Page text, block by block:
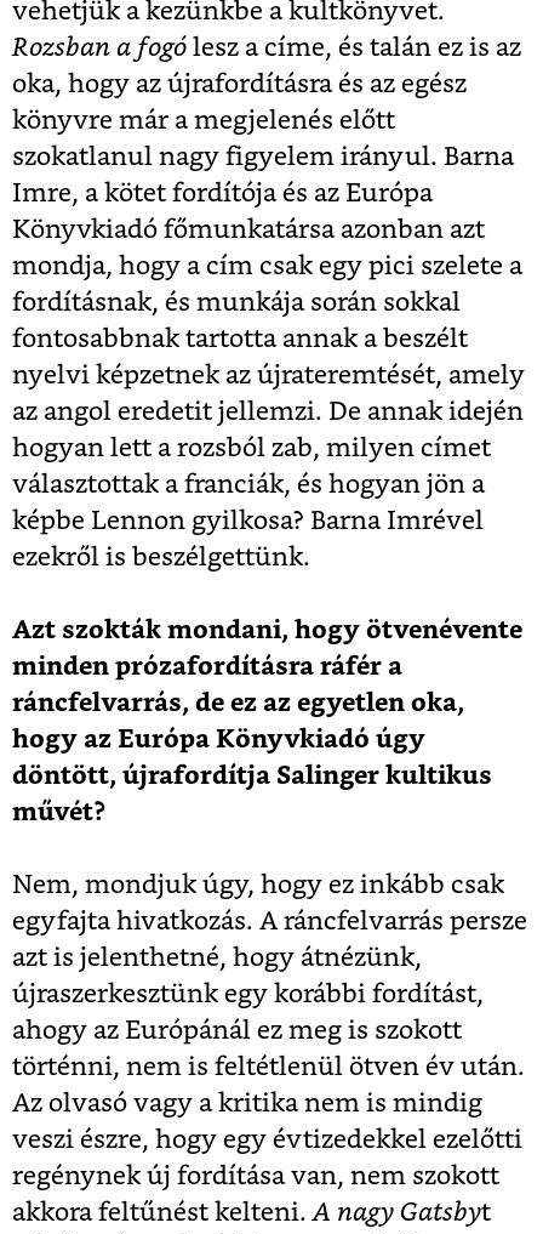
vehetjük a kezünkbe a kultkönyvet.
Rozsban a fogó lesz a címe, és talán ez is az
oka, hogy az újrafordításra és az egész
könyvre már a megjelenés előtt
szokatlanul nagy figyelem irányul. Barna
Imre, a kötet fordítója és az Európa
Könyvkiadó főmunkatársa azonban azt
mondja, hogy a cím csak egy pici szelete a
fordításnak, és munkája során sokkal
fontosabbnak tartotta annak a beszélt
nyelvi képzetnek az újrateremtését, amely
az angol eredetit jellemzi. De annak idején
hogyan lett a rozsból zab, milyen címet
választottak a franciák, és hogyan jön a
képbe Lennon gyilkosa? Barna Imrével
ezekről is beszélgettünk.
Azt szokták mondani, hogy ötvenévente
minden prózafordításra ráfér a
ráncfelvarrás, de ez az egyetlen oka,
hogy az Európa Könyvkiadó úgy
döntött, újrafordítja Salinger kultikus
művét?
Nem, mondjuk úgy, hogy ez inkább csak
egyfajta hivatkozás. A ráncfelvarrás persze
azt is jelenthetné, hogy átnézünk,
újraszerkesztünk egy korábbi fordítást,
ahogy az Európánál ez meg is szokott
történni, nem is feltétlenül ötven év után.
Az olvasó vagy a kritika nem is mindig
veszi észre, hogy egy évtizedekkel ezelőtti
regénynek új fordítása van, nem szokott
akkora feltűnést kelteni. A nagy Gatsbyt